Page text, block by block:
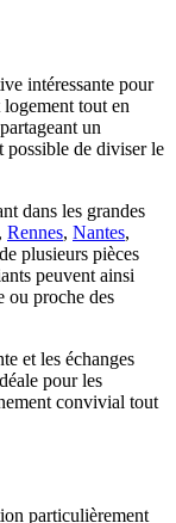
intéressante pour
tout en
un
possible de diviser le
dans les grandes
, Rennes, Nantes,
plusieurs pièces
peuvent ainsi
ou proche des
et les échanges
pour les
convivial tout
particulièrement